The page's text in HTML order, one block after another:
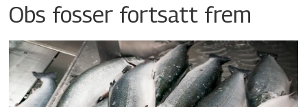
Obs fosser fortsatt frem